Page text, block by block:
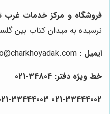
فروشگاه و مرکز خدمات غرب
نرسیده به میدان کتاب بین
ایمیل :
خط ویژه دفتر: 34804-021
021-33444002 021-33444003